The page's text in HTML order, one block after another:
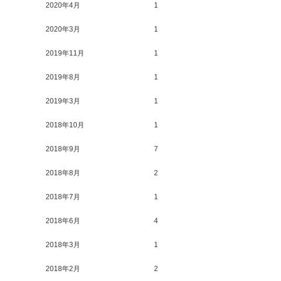
2020年4月 1
2020年3月 1
2019年11月 1
2019年8月 1
2019年3月 1
2018年10月 1
2018年9月 7
2018年8月 2
2018年7月 1
2018年6月 4
2018年3月 1
2018年2月 2